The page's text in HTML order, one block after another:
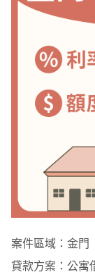
案件區域：金門
貸款方案：公寓